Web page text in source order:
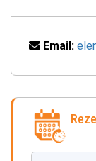
Email: